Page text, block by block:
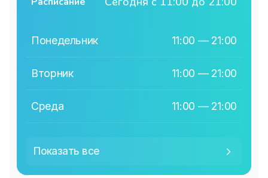
Понедельник 11:00 — 21:00
Вторник 11:00 — 21:00
Среда 11:00 — 21:00
Показать все